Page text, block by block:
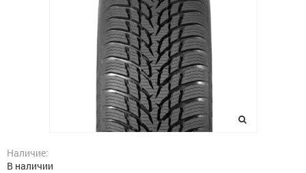
Наличие:
В наличии